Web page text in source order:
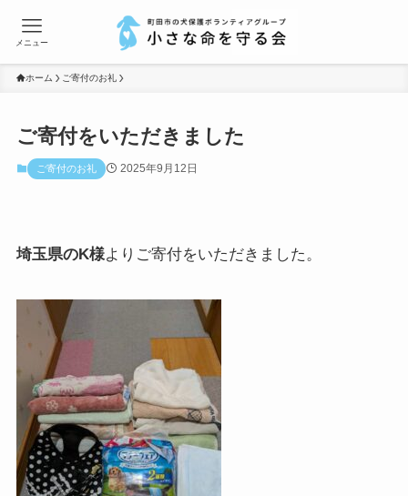
メニュー
ホーム ご寄付のお礼
ご寄付をいただきました
ご寄付のお礼 2025年9月12日
埼玉県のK様よりご寄付をいただきました。